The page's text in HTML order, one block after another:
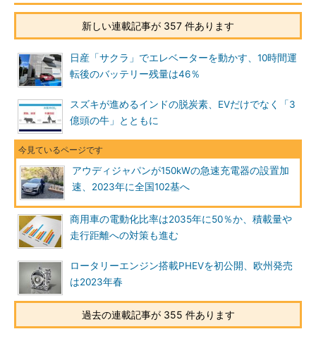
新しい連載記事が 357 件あります
日産「サクラ」でエレベーターを動かす、10時間運
転後のバッテリー残量は46％
スズキが進めるインドの脱炭素、EVだけでなく「3
億頭の牛」とともに
アウディジャパンが150kWの急速充電器の設置加
速、2023年に全国102基へ
商用車の電動化比率は2035年に50％か、積載量や
走行距離への対策も進む
ロータリーエンジン搭載PHEVを初公開、欧州発売
は2023年春
過去の連載記事が 355 件あります